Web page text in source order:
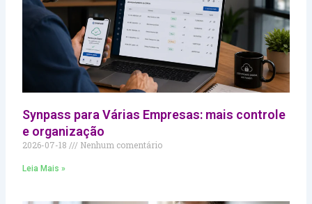
Synpass para Várias Empresas: mais controle
e organização
2026-07-18 Nenhum comentário
Leia Mais »